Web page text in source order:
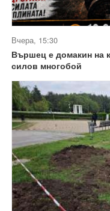
Вчера, 15:30
Вършец е домакин на
силов многобой